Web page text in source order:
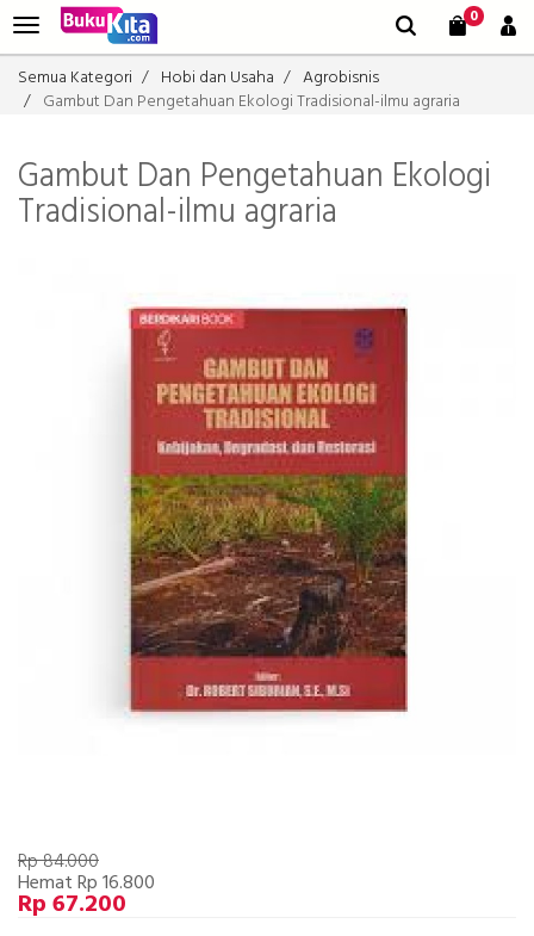
0
Semua Kategori Hobi dan Usaha
Agrobisnis
Gambut Dan Pengetahuan Ekologi Tradisional-ilmu agraria
Gambut Dan Pengetahuan Ekologi
Tradisional-ilmu agraria
Rp 84.000
Hemat Rp 16.800
Rp 67.200